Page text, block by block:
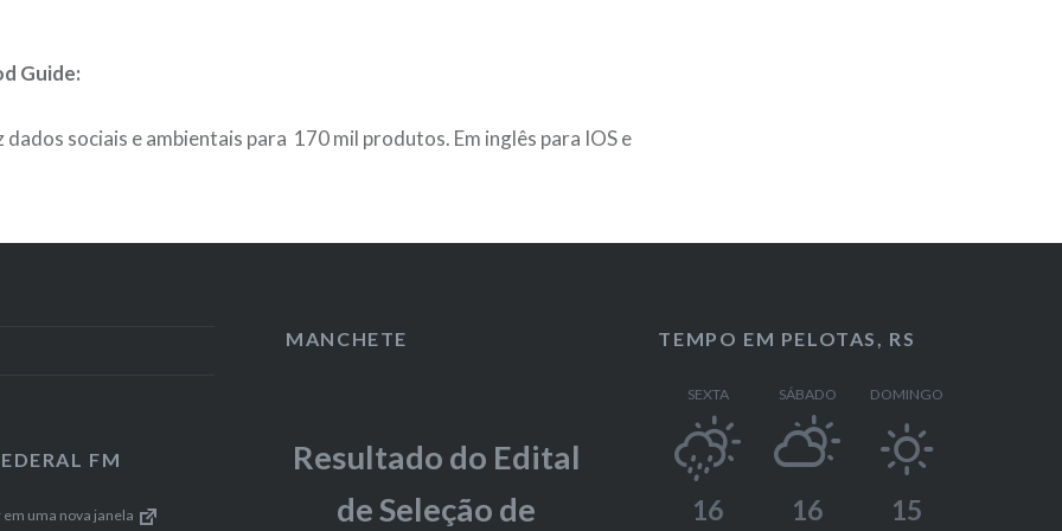
Guide:
dados sociais e ambientais para 170 mil produtos. Em inglês para IOS e
MANCHETE
Resultado do Edital
de Seleção de
TEMPO EM PELOTAS, RS
SEXTA
16
SÁBADO
16
DOMINGO
15
FM
uma nova janela